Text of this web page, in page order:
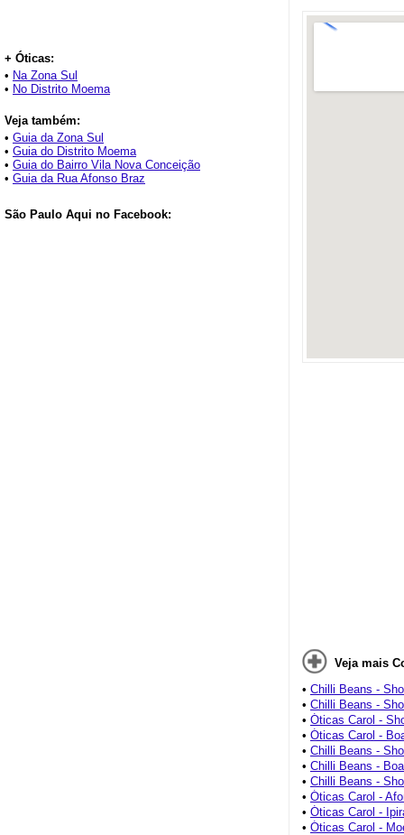
+ Óticas:
• Na Zona Sul
• No Distrito Moema
Veja também:
• Guia da Zona Sul
• Guia do Distrito Moema
• Guia do Bairro Vila Nova Conceição
• Guia da Rua Afonso Braz
São Paulo Aqui no Facebook:
Veja mais
• Chilli Beans -
• Chilli Beans -
• Óticas Carol -
• Óticas Carol -
• Chilli Beans -
• Chilli Beans -
• Chilli Beans -
• Óticas Carol -
• Óticas Carol -
• Óticas Carol -